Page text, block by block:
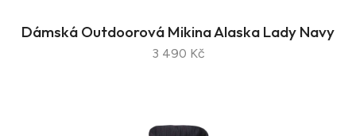
Dámská Outdoorová Mikina Alaska Lady Navy
3 490 Kč